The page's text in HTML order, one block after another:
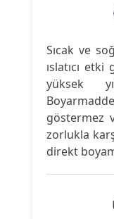
Sıcak ve
ıslatıcı
yüksek
göstermez
zorlukla
direkt